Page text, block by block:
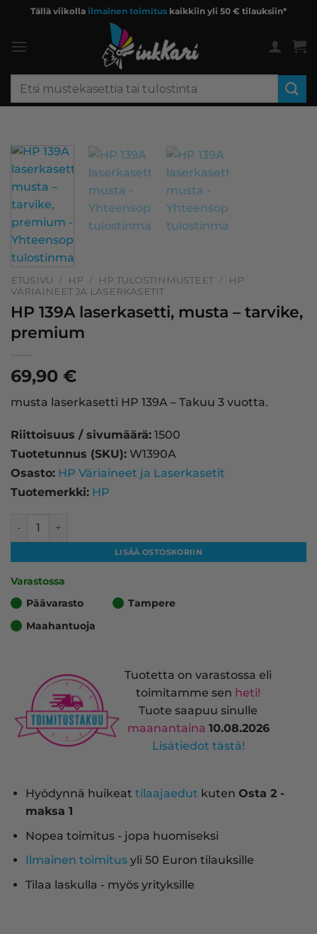
content
Tällä viikolla ilmainen toimitus kaikkiin yli 50 € tilauksiin*
Etsi:
ETUSIVU / HP / HP TULOSTINMUSTEET /
HP
VÄRIAINEET JA LASERKASETIT
HP 139A laserkasetti, musta – tarvike,
premium
69,90 €
musta laserkasetti HP 139A – Takuu 3 vuotta.
Riittoisuus / sivumäärä: 1500
Tuotetunnus (SKU): W1390A
Osasto: HP Väriaineet ja Laserkasetit
Tuotemerkki: HP
HP 139A laserkasetti, musta – tarvike, premium määrä
LISÄÄ OSTOSKORIIN
Varastossa
Päävarasto
Tampere
Maahantuoja
Tuotetta on varastossa eli
toimitamme sen heti!
Tuote saapuu sinulle
maanantaina 10.08.2026
Lisätiedot tästä!
Hyödynnä huikeat tilaajaedut kuten Osta 2 -
maksa 1
Nopea toimitus - jopa huomiseksi
Ilmainen toimitusyli 50 Euron tilauksille
Tilaa laskulla - myös yrityksille